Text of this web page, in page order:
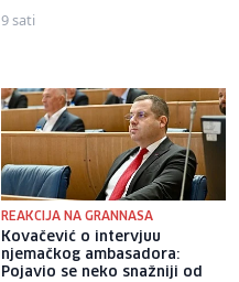
9 sati
REAKCIJA NA GRANNASA
Kovačević o intervjuu
njemačkog ambasadora:
Pojavio se neko snažniji od